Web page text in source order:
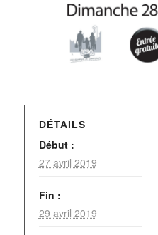
DÉTAILS
Début :
27 avril 2019
Fin :
29 avril 2019